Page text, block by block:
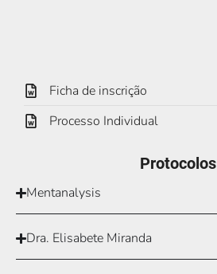
Ficha de inscrição
Processo Individual
Protocolos
Mentanalysis
Dra. Elisabete Miranda